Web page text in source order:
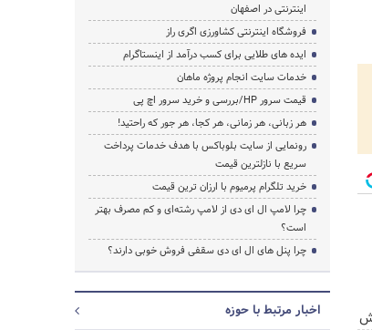
اینترنتی در اصفهان
فروشگاه اینترنتی کشاورزی اگری راز
ایده های طلایی برای کسب درآمد از اینستاگرام
خدمات سایت انجام پروژه ماهان
قیمت سرور HP/بررسی و خرید سرور اچ پی
هر زبانی، هر زمانی، هر کجا، هر جور که راحتید!
رونمایی از سایت بلوباکس با هدف خدمات پرداخت
سریع با نازلترین قیمت
خرید تلگرام پرمیوم با ارزان ترین قیمت
چرا لامپ ال ای دی از لامپ رشته‌ای و کم مصرف بهتر
است؟
چرا پنل های ال ای دی سقفی فروش خوبی دارند؟
اخبار مرتبط با حوزه